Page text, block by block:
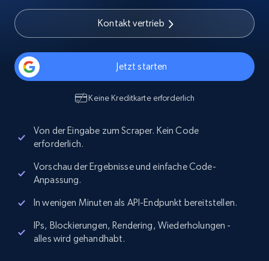
Kontakt vertrieb
Jetzt starten
Keine Kreditkarte erforderlich
Von der Eingabe zum Scraper. Kein Code
erforderlich.
Vorschau der Ergebnisse und einfache Code-
Anpassung.
In wenigen Minuten als API-Endpunkt bereitstellen.
IPs, Blockierungen, Rendering, Wiederholungen -
alles wird gehandhabt.